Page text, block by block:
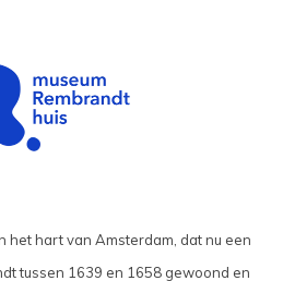
het hart van Amsterdam, dat nu een
tussen 1639 en 1658 gewoond en